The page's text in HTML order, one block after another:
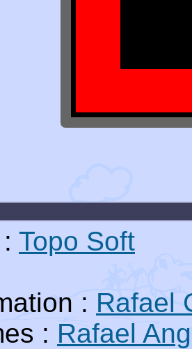
Topo Soft
: Rafael
: Rafael